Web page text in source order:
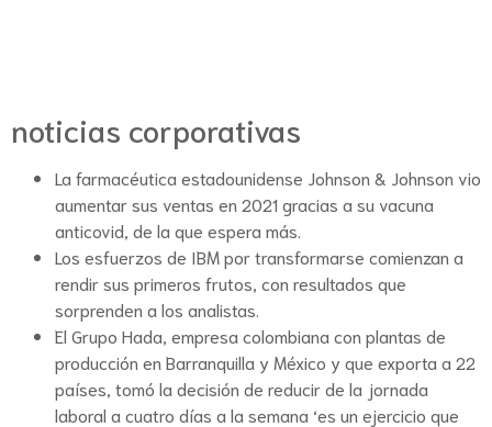
noticias corporativas
La farmacéutica estadounidense Johnson & Johnson vio
aumentar sus ventas en 2021 gracias a su vacuna
anticovid, de la que espera más.
Los esfuerzos de IBM por transformarse comienzan a
rendir sus primeros frutos, con resultados que
sorprenden a los analistas.
El Grupo Hada, empresa colombiana con plantas de
producción en Barranquilla y México y que exporta a 22
países, tomó la decisión de reducir de la jornada
laboral a cuatro días a la semana ‘es un ejercicio que